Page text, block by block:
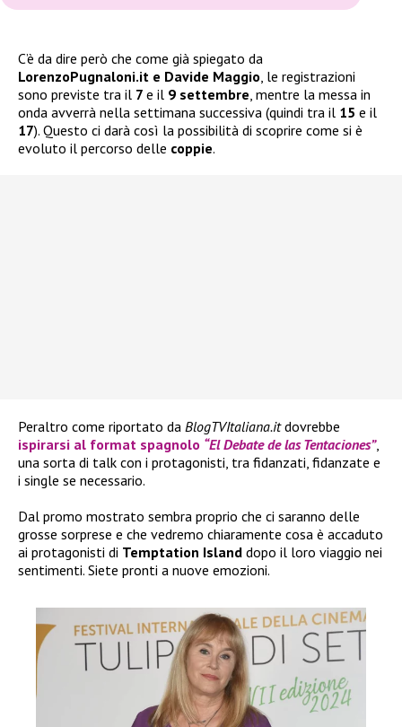
C’è da dire però che come già spiegato da
LorenzoPugnaloni.it e Davide Maggio, le registrazioni
sono previste tra il 7 e il 9 settembre, mentre la messa in
onda avverrà nella settimana successiva (quindi tra il 15 e il
17). Questo ci darà così la possibilità di scoprire come si è
evoluto il percorso delle coppie.
Peraltro come riportato da BlogTVItaliana.itdovrebbe
ispirarsi al format spagnolo “El Debate de las Tentaciones”,
una sorta di talk con i protagonisti, tra fidanzati, fidanzate e
i single se necessario.
Dal promo mostrato sembra proprio che ci saranno delle
grosse sorprese e che vedremo chiaramente cosa è accaduto
ai protagonisti di Temptation Island dopo il loro viaggio nei
sentimenti. Siete pronti a nuove emozioni.